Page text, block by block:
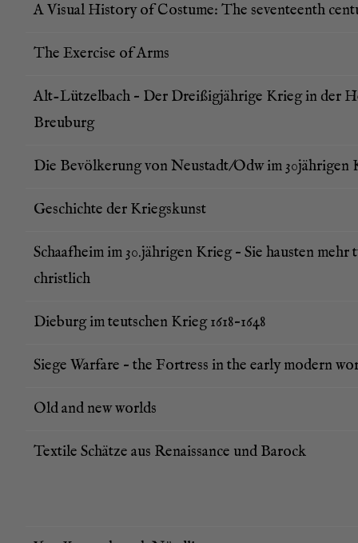
A Visu­al Histo­ry of Cos­tu­me: The seven­te­enth
The Exer­cise of Arms
Alt-Lüt­zel­bach – Der Drei­ßig­jäh­ri­ge Krieg in der
Breuburg
Die Bevöl­ke­rung von Neustadt/Odw im 30jährigen
Geschich­te der Kriegskunst
Schaaf­heim im 30.jährigen Krieg – Sie haus­ten mehr
christlich
Die­burg im teut­schen Krieg 1618–1648
Sie­ge War­fa­re – the Fort­ress in the ear­ly modern
Old and new worlds
Tex­ti­le Schät­ze aus Renais­sance und Barock